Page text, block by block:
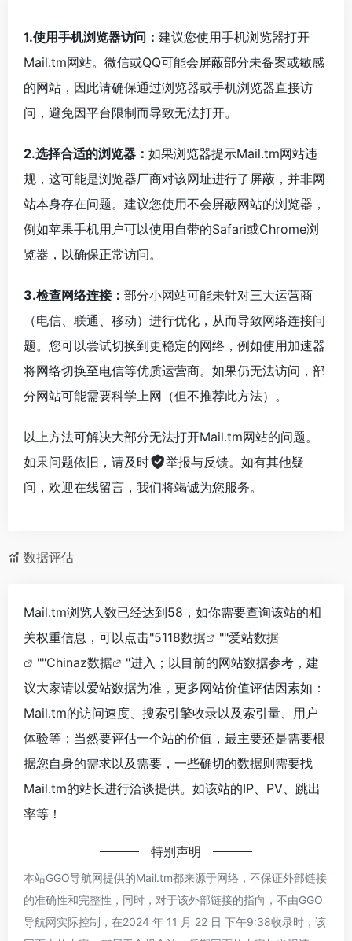
1.使用手机浏览器访问： 建议您使用手机浏览器打开
Mail.tm网站。微信或QQ可能会屏蔽部分未备案或敏感
的网站，因此请确保通过浏览器或手机浏览器直接访
问，避免因平台限制而导致无法打开。
2.选择合适的浏览器： 如果浏览器提示Mail.tm网站违
规，这可能是浏览器厂商对该网址进行了屏蔽，并非网
站本身存在问题。建议您使用不会屏蔽网站的浏览器，
例如苹果手机用户可以使用自带的Safari或Chrome浏
览器，以确保正常访问。
3.检查网络连接： 部分小网站可能未针对三大运营商
（电信、联通、移动）进行优化，从而导致网络连接问
题。您可以尝试切换到更稳定的网络，例如使用加速器
将网络切换至电信等优质运营商。如果仍无法访问，部
分网站可能需要科学上网（但不推荐此方法）。
以上方法可解决大部分无法打开Mail.tm网站的问题。
如果问题依旧，请及时
举报与反馈。如有其他疑
问，欢迎在线留言，我们将竭诚为您服务。
数据评估
Mail.tm浏览人数已经达到58，如你需要查询该站的相
关权重信息，可以点击"5118数据 ""爱站数据
""Chinaz数据
"进入；以目前的网站数据参考，建
议大家请以爱站数据为准，更多网站价值评估因素如：
Mail.tm的访问速度、搜索引擎收录以及索引量、用户
体验等；当然要评估一个站的价值，最主要还是需要根
据您自身的需求以及需要，一些确切的数据则需要找
Mail.tm的站长进行洽谈提供。如该站的IP、PV、跳出
率等！
特别声明
本站GGO导航网提供的Mail.tm都来源于网络，不保证外部链接
的准确性和完整性，同时，对于该外部链接的指向，不由GGO
导航网实际控制，在2024 年 11 月 22 日 下午9:38收录时，该